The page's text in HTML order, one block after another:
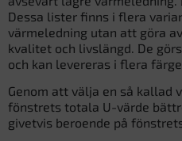
Dessa lister finns i flera
värmeledning utan att göra
kvalitet och livslängd. De
och kan levereras i flera
Genom att välja en så kallad
fönstrets totala U-värde
givetvis beroende på